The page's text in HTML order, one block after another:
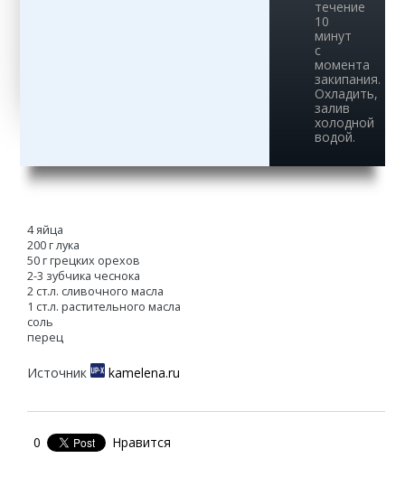
течение
10
минут
с
момента
закипания.
Охладить,
залив
холодной
водой.
4 яйца
200 г лука
50 г грецких орехов
2-3 зубчика чеснока
2 ст.л. сливочного масла
1 ст.л. растительного масла
соль
перец
Источник kamelena.ru
0 Нравится